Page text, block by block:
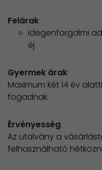
Felárak
Idegenforgalmi
éj
Gyermek árak
Maximum két 14 év
fogadnak.
Érvényesség
Az utalvány a
felhasználható